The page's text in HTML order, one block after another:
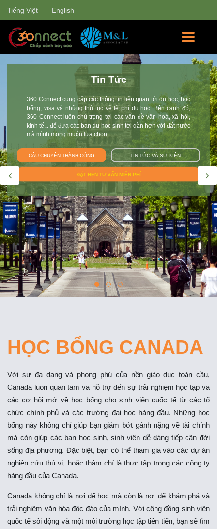
Tiếng Việt English
Học Bổng
360 Connect tự hào là nơi cung cấp các thông tin về các
trường đại học và các chương trình học cho sinh viên Việt
Nam tham gia: chương trình du học hè, giao lưu văn hóa, du
học tự túc, du học học bổng, chương trình trao đổi sinh viên tại
Anh, Úc, Mỹ, Canada, New Zealand, Singapore, Thụy Sĩ, Hà
Lan, Nhật Bản. Đội 360 Connect mang tới cho bạn không chỉ
thông tin mà còn giúp bạn tư vấn và hoàn thiện hồ sơ trên con
đường chắp cánh ước mơ du học.
CÂU CHUYỆN THÀNH CÔNG TIN TỨC VÀ SỰ KIỆN
ĐẶT LỊCH TƯ VẤN MIỄN PHÍ
HỌC BỔNG CANADA
Với sự đa dạng và phong phú của nền giáo dục toàn cầu,
Canada luôn quan tâm và hỗ trợ đến sự trải nghiệm học tập và
các cơ hội mở về học bổng cho sinh viên quốc tế từ các tổ
chức chính phủ và các trường đại học hàng đầu. Những học
bổng này không chỉ giúp bạn giảm bớt gánh nặng về tài chính
mà còn giúp các bạn học sinh, sinh viên dễ dàng tiếp cận đời
sống địa phương. Đặc biệt, bạn có thể tham gia vào các dự án
nghiên cứu thú vị, hoặc thậm chí là thực tập trong các công ty
hàng đầu của Canada.
Canada không chỉ là nơi để học mà còn là nơi để khám phá và
trải nghiệm văn hóa độc đáo của mình. Với cộng đồng sinh viên
quốc tế sôi động và một môi trường học tập tiên tiến, bạn sẽ tìm